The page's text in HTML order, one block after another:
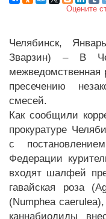
Оцените
Челябинск,
Зварзин) – В
межведомственная
пресечению
смесей.
Как сообщили
прокуратуре
с
Федерации
входят шалфей
гавайская роза
(Numphea
каннабиодиды